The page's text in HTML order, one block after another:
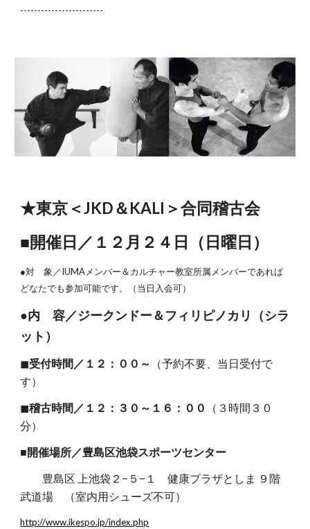
------------------------
★東京＜JKD＆KALI＞合同稽古会
■開催日／１２月２４日（日曜日）
●対 象／IUMAメンバー＆カルチャー教室所属メンバーであれば
どなたでも参加可能です。（当日入会可）
●内 容／ジークンドー＆フィリピノカリ（シラ
ット）
◼︎受付時間／１２：００～
（予約不要、当日受付で
す）
◼︎稽古時間／１２：３０～１６：００
（３時間３０
分）
■開催場所／豊島区池袋スポーツセンター
豊島区 上池袋２−５−１ 健康プラザとしま ９階
武道場 （室内用シューズ不可）
http://www.ikespo.jp/index.php